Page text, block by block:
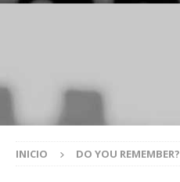
INICIO DO YOU REMEMBER?